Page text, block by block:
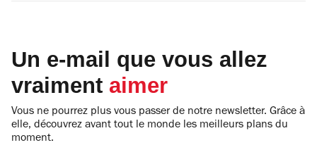
Un e-mail que vous allez
vraiment aimer
Vous ne pourrez plus vous passer de notre newsletter. Grâce à
elle, découvrez avant tout le monde les meilleurs plans du
moment.